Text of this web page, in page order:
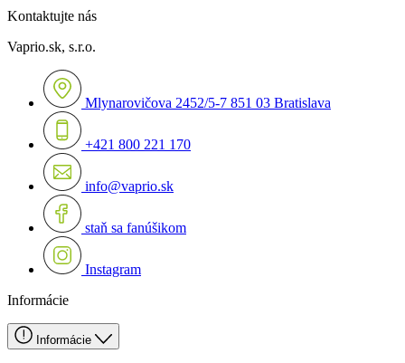
Kontaktujte nás
Vaprio.sk, s.r.o.
Mlynarovičova 2452/5-7 851 03 Bratislava
+421 800 221 170
info@vaprio.sk
staň sa fanúšikom
Instagram
Informácie
Informácie